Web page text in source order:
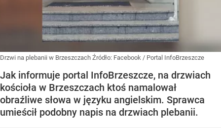
Drzwi na plebanii w Brzeszczach Źródło: Facebook / Portal InfoBrzeszcze
Jak informuje portal InfoBrzeszcze, na drzwiach
kościoła w Brzeszczach ktoś namalował
obraźliwe słowa w języku angielskim. Sprawca
umieścił podobny napis na drzwiach plebanii.